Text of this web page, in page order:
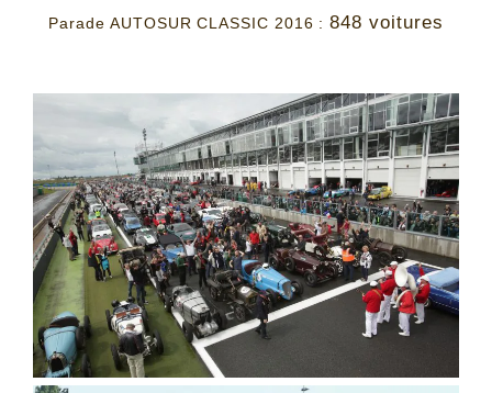
Parade AUTOSUR CLASSIC 2016 :848 voitures